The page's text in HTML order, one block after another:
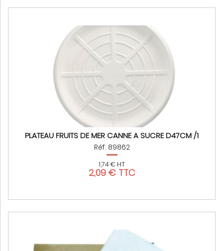
PLATEAU FRUITS DE MER CANNE A SUCRE D47CM /1
Réf: 89862
1,74 € HT
2,09 € TTC